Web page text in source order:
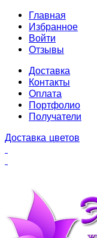
Главная
Избранное
Войти
Отзывы
Доставка
Контакты
Оплата
Портфолио
Получатели
Доставка цветов